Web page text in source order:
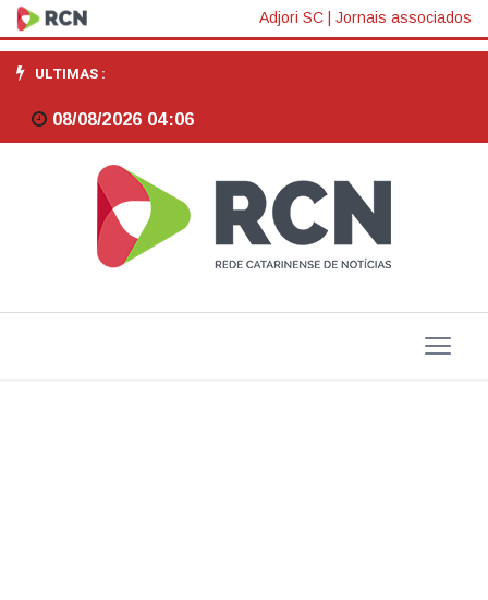
TCU
se
sensibiliza
atrasos
reconstrução
Adjori SC Jornais associados
ULTIMAS :
08/08/2026 04:06